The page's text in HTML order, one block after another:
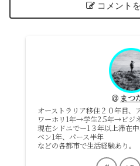
コメント
まつ
オーストラリア移住２０年目、
ワーホリ1年→学生2.5年→ビジ
現在シドニでー1３年以上滞在
ベン1年、パース半年
などの各都市で生活経験あり。